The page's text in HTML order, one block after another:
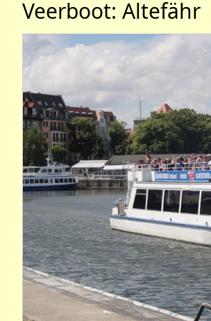
Veerboot: Altefähr